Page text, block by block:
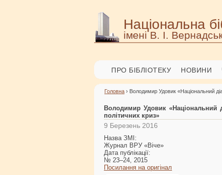
Національна
імені В. І.
ПРО БІБЛІОТЕКУ НОВИНИ
Головна › Володимир Удовик «Національний
Володимир Удовик «Національний
політичних криз»
9 Березень 2016
Назва ЗМІ:
Журнал ВРУ «Віче»
Дата публікації:
№ 23–24, 2015
Посилання на оригінал